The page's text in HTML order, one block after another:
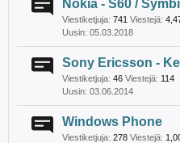
Nokia - S60 /
Viestiketjuja: 741 Viestejä:
05.03.2018
Sony Ericsson -
Viestiketjuja: 46 Viestejä: 114
03.06.2014
Windows Phone
Viestiketjuja: 278 Viestejä: